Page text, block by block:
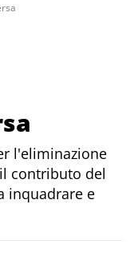
l'eliminazione
contributo del
inquadrare e